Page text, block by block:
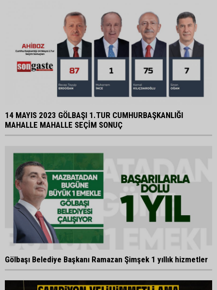
14 MAYIS 2023 GÖLBAŞI 1.TUR CUMHURBAŞKANLIĞI
MAHALLE MAHALLE SEÇİM SONUÇ
Gölbaşı Belediye Başkanı Ramazan Şimşek 1 yıllık hizmetler